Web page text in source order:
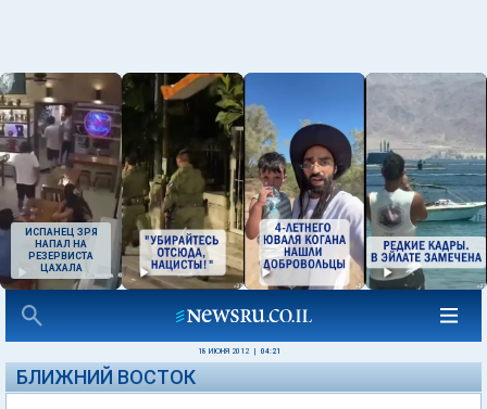
ИСПАНЕЦ ЗРЯ
НАПАЛ НА
РЕЗЕРВИСТА
ЦАХАЛА
18 ИЮНЯ 2012 04:21
БЛИЖНИЙ ВОСТОК